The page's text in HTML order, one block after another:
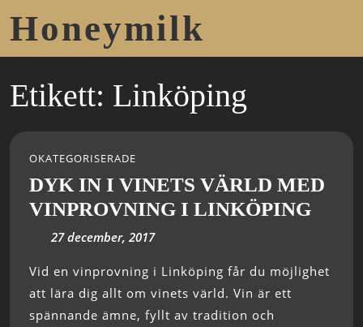
Honeymilk
Etikett: Linköping
OKATEGORISERADE
DYK IN I VINETS VÄRLD MED
VINPROVNING I LINKÖPING
27 december, 2017
Vid en vinprovning i Linköping får du möjlighet
att lära dig allt om vinets värld. Vin är ett
spännande ämne, fyllt av tradition och